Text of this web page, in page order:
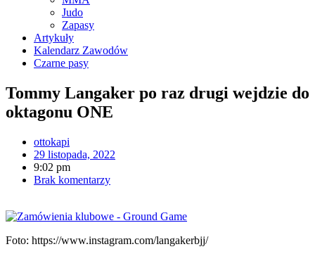
Judo
Zapasy
Artykuły
Kalendarz Zawodów
Czarne pasy
Tommy Langaker po raz drugi wejdzie do
oktagonu ONE
ottokapi
29 listopada, 2022
9:02 pm
Brak komentarzy
Foto: https://www.instagram.com/langakerbjj/